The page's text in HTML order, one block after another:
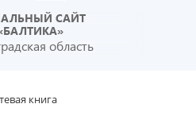
САЙТ
область
книга